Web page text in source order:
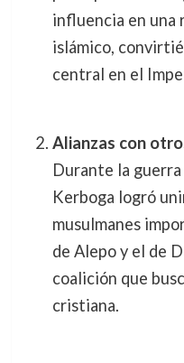
influencia en una
islámico,
central en el
Alianzas con
Durante la
Kerboga logró
musulmanes
de Alepo y el de
coalición que
cristiana.